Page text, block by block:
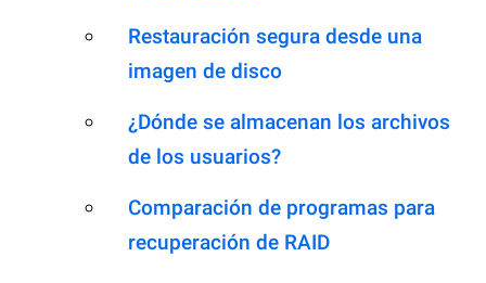
Restauración segura desde una
imagen de disco
¿Dónde se almacenan los archivos
de los usuarios?
Comparación de programas para
recuperación de RAID